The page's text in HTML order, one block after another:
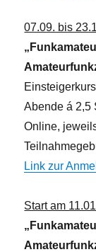
07.09. bis
Abende á 2,5
Online,
Link zur
Start am